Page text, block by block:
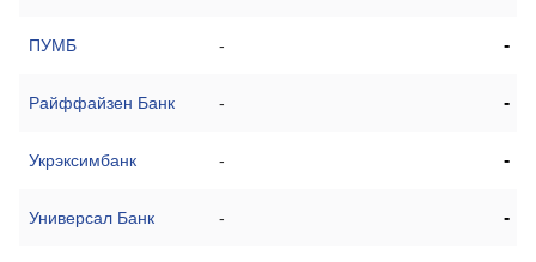
ПУМБ - -
Райффайзен Банк - -
Укрэксимбанк - -
Универсал Банк - -